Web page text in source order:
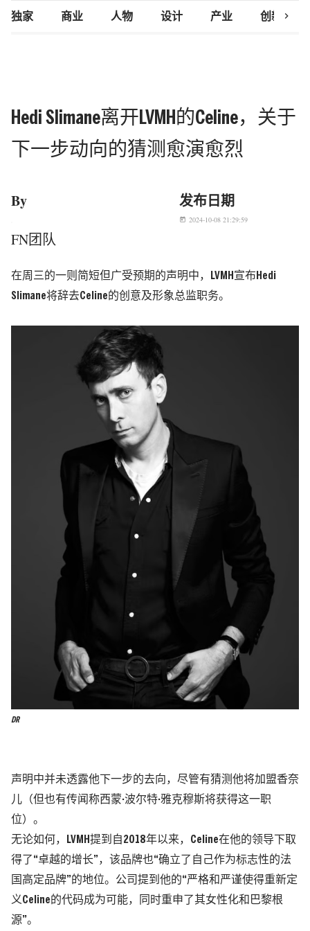
独家 商业 人物 设计 产业 创新研究
chevron_right
Hedi Slimane离开LVMH的Celine，关于
下一步动向的猜测愈演愈烈
By
FN团队
发布日期
today 2024-10-08 21:29:59
在周三的一则简短但广受预期的声明中，LVMH宣布Hedi
Slimane将辞去Celine的创意及形象总监职务。
DR
声明中并未透露他下一步的去向，尽管有猜测他将加盟香奈
儿（但也有传闻称西蒙·波尔特·雅克穆斯将获得这一职
位）。
无论如何，LVMH提到自2018年以来，Celine在他的领导下取
得了“卓越的增长”，该品牌也“确立了自己作为标志性的法
国高定品牌”的地位。公司提到他的“严格和严谨使得重新定
义Celine的代码成为可能，同时重申了其女性化和巴黎根
源”。